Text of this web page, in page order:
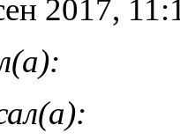
2017,